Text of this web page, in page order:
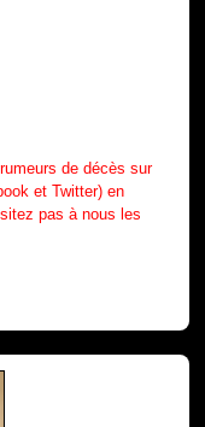
de décès sur
et Twitter) en
pas à nous les